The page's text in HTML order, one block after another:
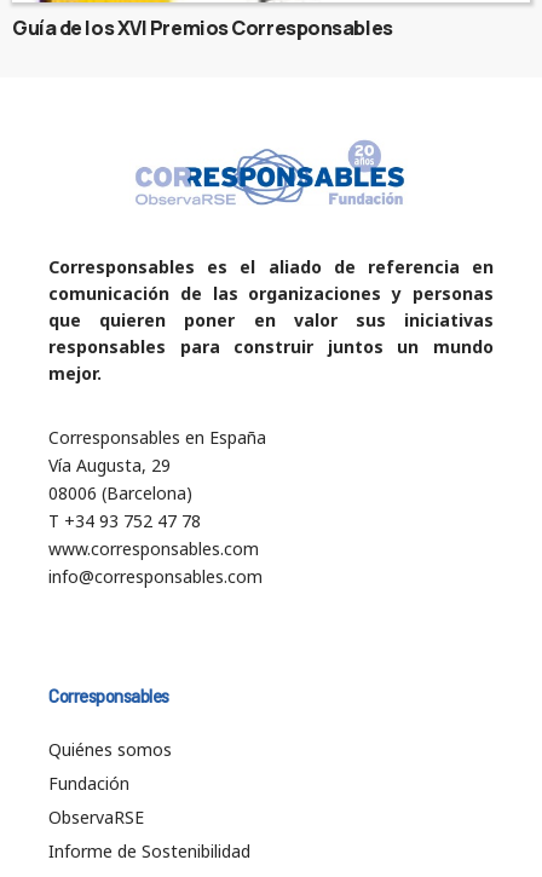
Guía de los XVI Premios Corresponsables
Corresponsables es el aliado de referencia en
comunicación de las organizaciones y personas
que quieren poner en valor sus iniciativas
responsables para construir juntos un mundo
mejor.
Corresponsables en España
Vía Augusta, 29
08006 (Barcelona)
T +34 93 752 47 78
www.corresponsables.com
info@corresponsables.com
Corresponsables
Quiénes somos
Fundación
ObservaRSE
Informe de Sostenibilidad